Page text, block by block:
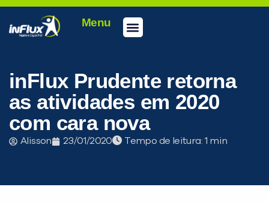
Menu
inFlux Prudente retorna
as atividades em 2020
com cara nova
Alisson 23/01/2020 Tempo de leitura: